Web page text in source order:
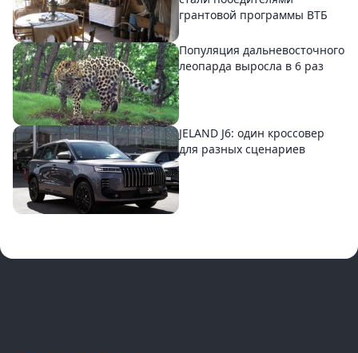
грантовой программы ВТБ
Популяция дальневосточного
леопарда выросла в 6 раз
JELAND J6: один кроссовер
для разных сценариев